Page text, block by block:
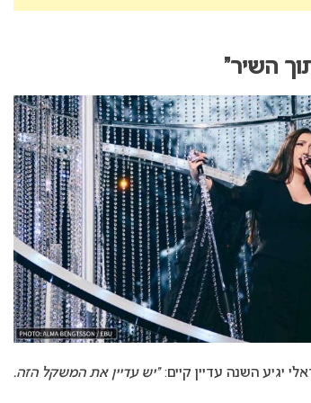
השיר”
יגיע השנה עדיין קיים:“יש עדיין את המשקל הזה.